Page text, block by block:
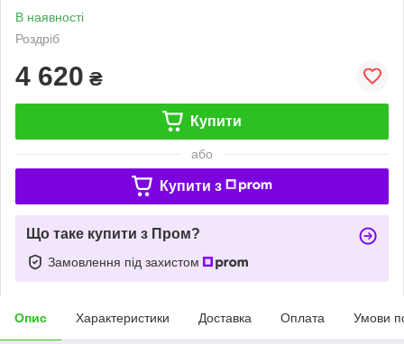
В наявності
Роздріб
4 620 ₴
Купити
або
Купити з
Що таке купити з Пром?
Замовлення під захистом
Опис Характеристики Доставка Оплата Умови